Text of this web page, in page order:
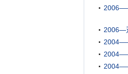
2006—